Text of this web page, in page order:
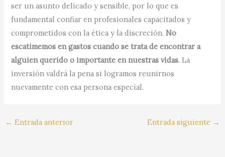
ser un asunto delicado y sensible, por lo que es
fundamental confiar en profesionales capacitados y
comprometidos con la ética y la discreción.No
escatimemos en gastos cuando se trata de encontrar a
alguien querido o importante en nuestras vidas. La
inversión valdrá la pena si logramos reunirnos
nuevamente con esa persona especial.
← Entrada anterior Entrada siguiente →